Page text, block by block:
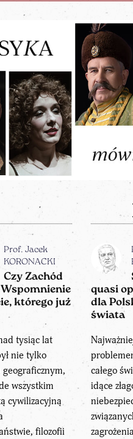
Prof. Jacek
KORONACKI
Czy Zachód
Wspomnienie
którego już
tysiąc lat
nie tylko
wszystkim
cywilizacyjną
filozofii
quasi
dla
świata
całego
idące